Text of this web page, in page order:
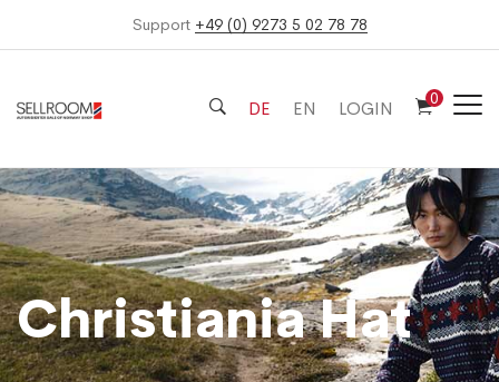
Support +49 (0) 9273 5 02 78 78
DE EN LOGIN 0
Christiania Hat